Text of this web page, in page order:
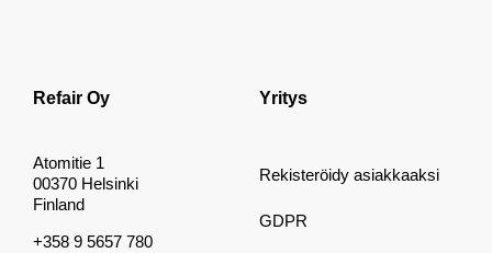
Refair Oy
Atomitie 1
00370 Helsinki
Finland
+358 9 5657 780
Yritys
Rekisteröidy asiakkaaksi
GDPR